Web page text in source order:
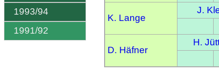
1993/94
1991/92
K. Lange
J.
D. Häfner
H.